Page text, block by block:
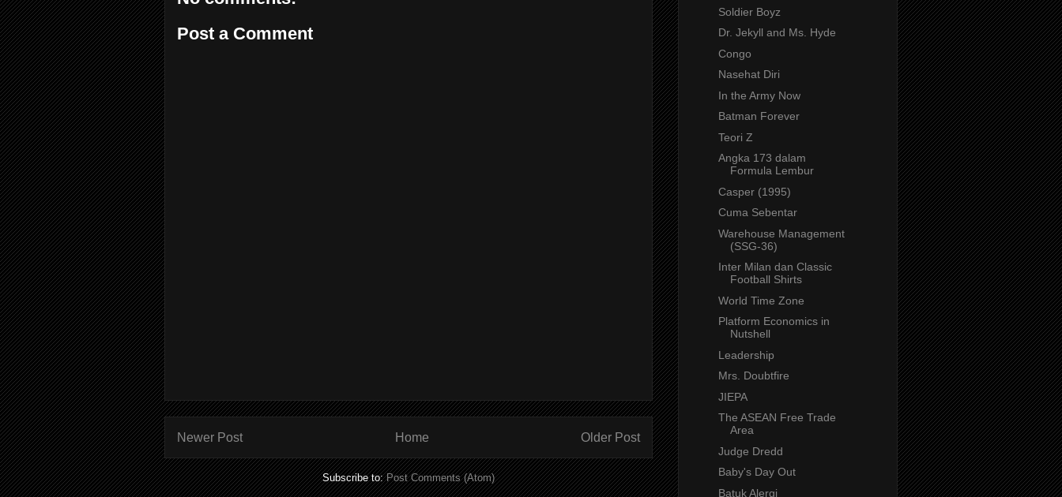
Post a Comment
Newer Post Older Post
Home
Subscribe to:Post Comments (Atom)
Soldier Boyz
Dr. Jekyll and Ms. Hyde
Congo
Nasehat Diri
In the Army Now
Batman Forever
Teori Z
Angka 173 dalam
Formula Lembur
Casper (1995)
Cuma Sebentar
Warehouse Management
(SSG-36)
Inter Milan dan Classic
Football Shirts
World Time Zone
Platform Economics in
Nutshell
Leadership
Mrs. Doubtfire
JIEPA
The ASEAN Free Trade
Area
Judge Dredd
Baby's Day Out
Batuk Alergi